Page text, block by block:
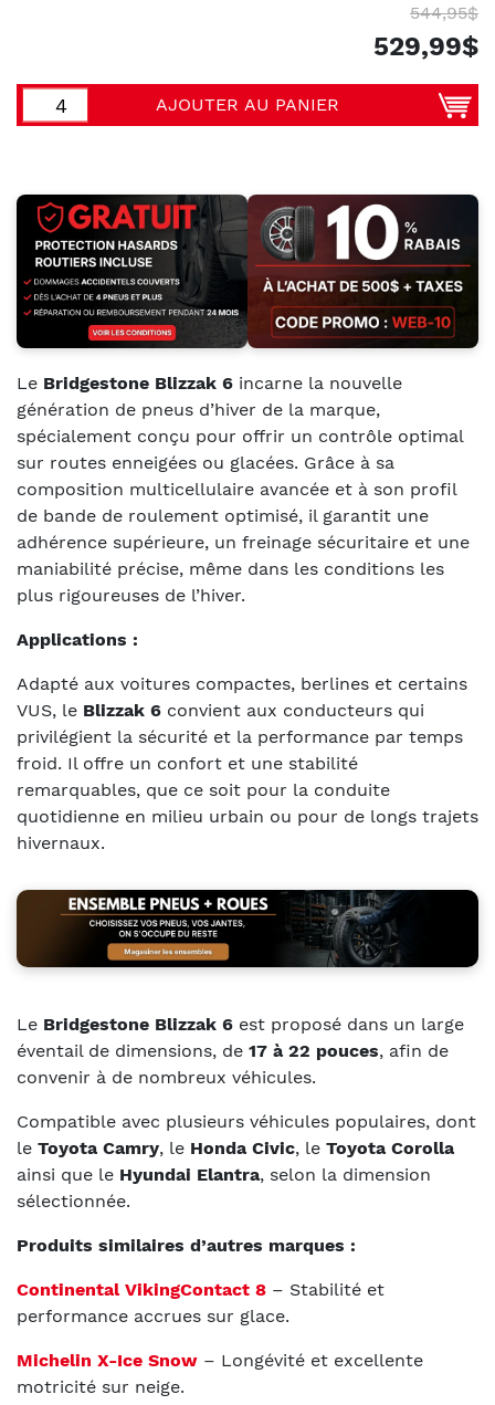
544,95$
529,99$
AJOUTER AU PANIER
Le Bridgestone Blizzak 6 incarne la nouvelle
génération de pneus d’hiver de la marque,
spécialement conçu pour offrir un contrôle optimal
sur routes enneigées ou glacées. Grâce à sa
composition multicellulaire avancée et à son profil
de bande de roulement optimisé, il garantit une
adhérence supérieure, un freinage sécuritaire et une
maniabilité précise, même dans les conditions les
plus rigoureuses de l’hiver.
Applications :
Adapté aux voitures compactes, berlines et certains
VUS, le Blizzak 6 convient aux conducteurs qui
privilégient la sécurité et la performance par temps
froid. Il offre un confort et une stabilité
remarquables, que ce soit pour la conduite
quotidienne en milieu urbain ou pour de longs trajets
hivernaux.
Le Bridgestone Blizzak 6 est proposé dans un large
éventail de dimensions, de 17 à 22 pouces, afin de
convenir à de nombreux véhicules.
Compatible avec plusieurs véhicules populaires, dont
le Toyota Camry, le Honda Civic, le Toyota Corolla
ainsi que le Hyundai Elantra, selon la dimension
sélectionnée.
Produits similaires d’autres marques :
Continental VikingContact 8 – Stabilité et
performance accrues sur glace.
Michelin X-Ice Snow – Longévité et excellente
motricité sur neige.